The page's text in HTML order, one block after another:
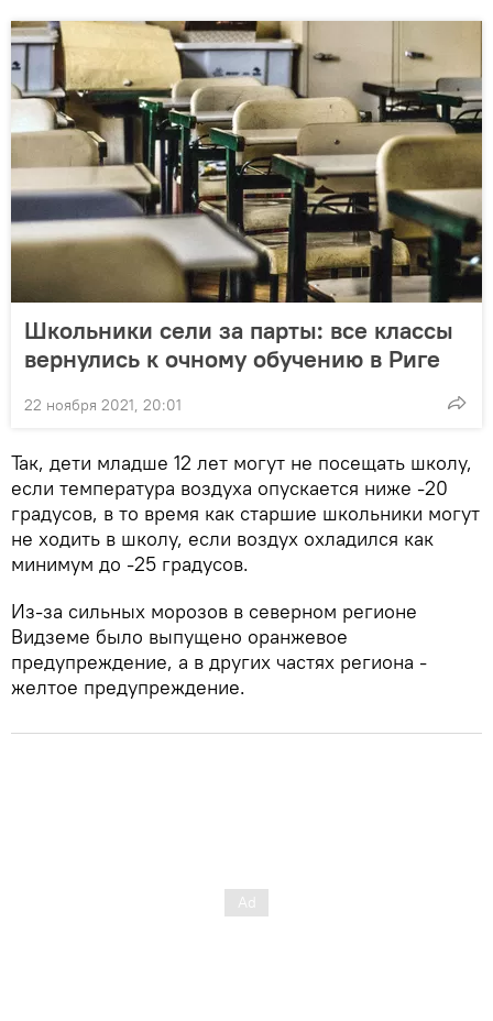
Школьники сели за парты: все классы
вернулись к очному обучению в Риге
22 ноября 2021, 20:01
Так, дети младше 12 лет могут не посещать школу,
если температура воздуха опускается ниже -20
градусов, в то время как старшие школьники могут
не ходить в школу, если воздух охладился как
минимум до -25 градусов.
Из-за сильных морозов в северном регионе
Видземе было выпущено оранжевое
предупреждение, а в других частях региона -
желтое предупреждение.